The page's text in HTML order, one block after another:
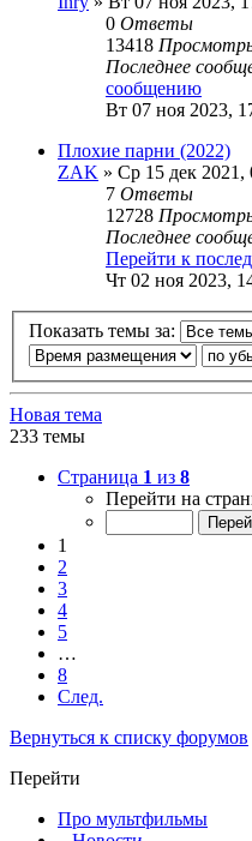
0 Ответы
13418
Последнее
сообщению
Вт 07 ноя 2023,
Плохие парни (2022)
ZAK » Ср 15 дек 2021,
7 Ответы
12728
Последнее
Перейти к
Чт 02 ноя 2023,
Показать темы за:
Новая тема
233 темы
Страница 1 из 8
Перейти на
1
2
3
4
5
…
8
След.
Вернуться к списку форумов
Перейти
Про мультфильмы